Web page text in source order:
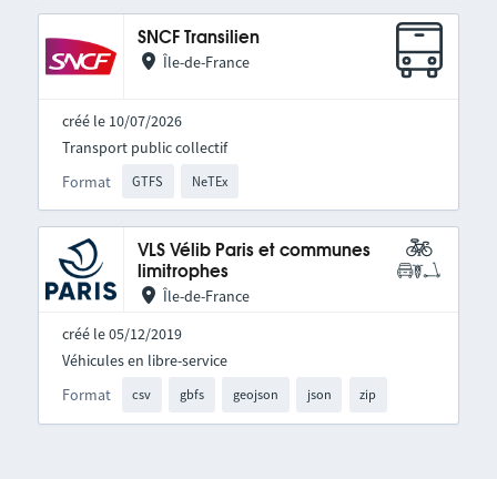
SNCF Transilien
Île-de-France
créé le 10/07/2026
Format GTFS NeTEx
Transport public collectif
VLS Vélib Paris et communes
limitrophes
Île-de-France
créé le 05/12/2019
Format csv gbfs geojson json zip
Véhicules en libre-service